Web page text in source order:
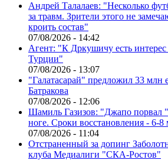
Андрей Талалаев: "Несколько
за травм. Зрители этого не
кроить состав"
07/08/2026 - 14:42
Агент: "К Дркушичу есть
Турции"
07/08/2026 - 13:07
"Галатасарай" предложил 33 млн
Батракова
07/08/2026 - 12:06
Шамиль Газизов: "Джапо порвал
ноге. Сроки восстановления - 6-8
07/08/2026 - 11:04
Отстраненный за допинг
клуба Медиалиги "СКА-Ростов"